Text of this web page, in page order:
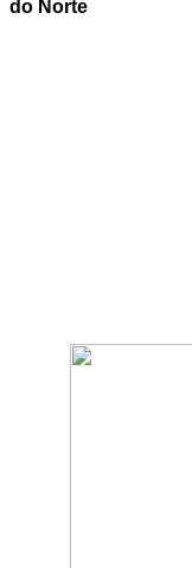
do Norte